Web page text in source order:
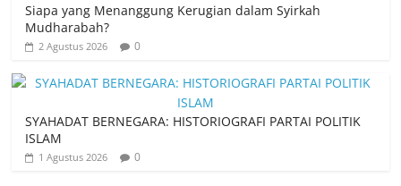
Siapa yang Menanggung Kerugian dalam Syirkah
Mudharabah?
2 Agustus 2026 0
SYAHADAT BERNEGARA: HISTORIOGRAFI PARTAI POLITIK
ISLAM
1 Agustus 2026 0